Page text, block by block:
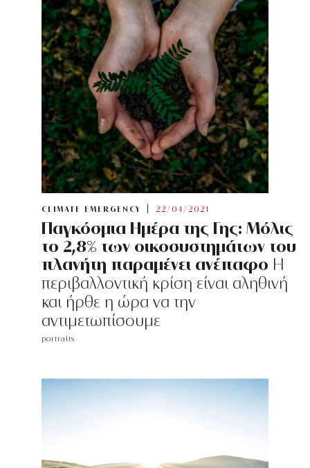
CLIMATE EMERGENCY 22/04/2021
Παγκόσμια Ημέρα της Γης: Μόλις
το 2,8% των οικοσυστημάτων του
πλανήτη παραμένει ανέπαφο H
περιβαλλοντική κρίση είναι αληθινή
και ήρθε η ώρα να την
αντιμετωπίσουμε
portraits